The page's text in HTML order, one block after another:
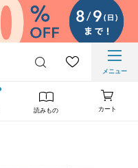
メニュー
読みもの カート